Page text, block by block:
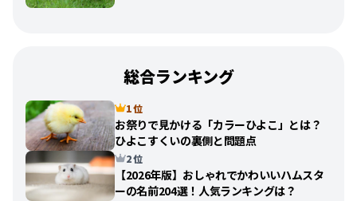
総合ランキング
1 位
お祭りで見かける「カラーひよこ」とは？
ひよこすくいの裏側と問題点
2 位
【2026年版】おしゃれでかわいいハムスタ
ーの名前204選！人気ランキングは？